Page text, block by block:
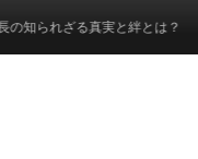
実と絆とは？